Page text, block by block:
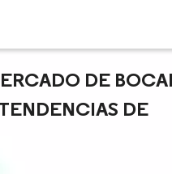
DE
DE